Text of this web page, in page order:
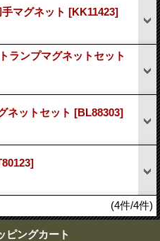
マグネット [KK11423]
ランプマグネットセット
ネットセット [BL88303]
(4件/4件)
ピングカート